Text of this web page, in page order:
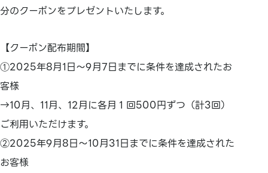
分のクーポンをプレゼントいたします。
【クーポン配布期間】
①2025年8月1日～9月7日までに条件を達成されたお
客様
→10月、11月、12月に各月１回500円ずつ（計3回）
ご利用いただけます。
②2025年9月8日～10月31日までに条件を達成された
お客様